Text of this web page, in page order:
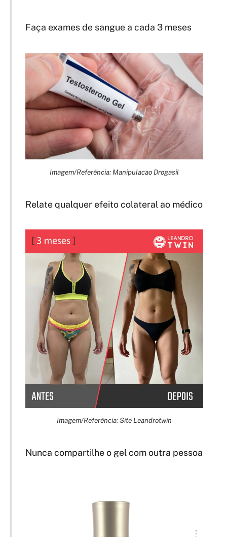
Faça exames de sangue a cada 3 meses
Imagem/Referência: Manipulacao Drogasil
Relate qualquer efeito colateral ao médico
Imagem/Referência: Site Leandrotwin
Nunca compartilhe o gel com outra pessoa